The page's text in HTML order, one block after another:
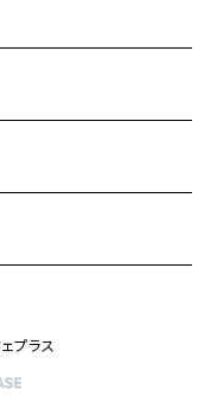
プラス